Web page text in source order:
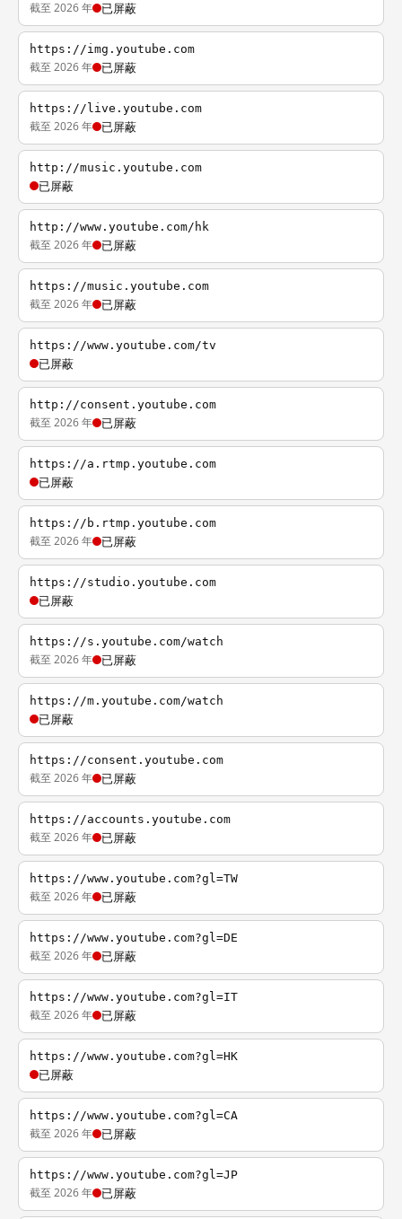
截至 2026 年 已屏蔽
https://img.youtube.com
截至 2026 年 已屏蔽
https://live.youtube.com
截至 2026 年 已屏蔽
http://music.youtube.com
已屏蔽
http://www.youtube.com/hk
截至 2026 年 已屏蔽
https://music.youtube.com
截至 2026 年 已屏蔽
https://www.youtube.com/tv
已屏蔽
http://consent.youtube.com
截至 2026 年 已屏蔽
https://a.rtmp.youtube.com
已屏蔽
https://b.rtmp.youtube.com
截至 2026 年 已屏蔽
https://studio.youtube.com
已屏蔽
https://s.youtube.com/watch
截至 2026 年 已屏蔽
https://m.youtube.com/watch
已屏蔽
https://consent.youtube.com
截至 2026 年 已屏蔽
https://accounts.youtube.com
截至 2026 年 已屏蔽
https://www.youtube.com?gl=TW
截至 2026 年 已屏蔽
https://www.youtube.com?gl=DE
截至 2026 年 已屏蔽
https://www.youtube.com?gl=IT
截至 2026 年 已屏蔽
https://www.youtube.com?gl=HK
已屏蔽
https://www.youtube.com?gl=CA
截至 2026 年 已屏蔽
https://www.youtube.com?gl=JP
截至 2026 年 已屏蔽